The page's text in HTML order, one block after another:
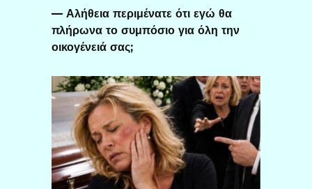
— Αλήθεια περιμένατε ότι εγώ θα
πλήρωνα το συμπόσιο για όλη την
οικογένειά σας;